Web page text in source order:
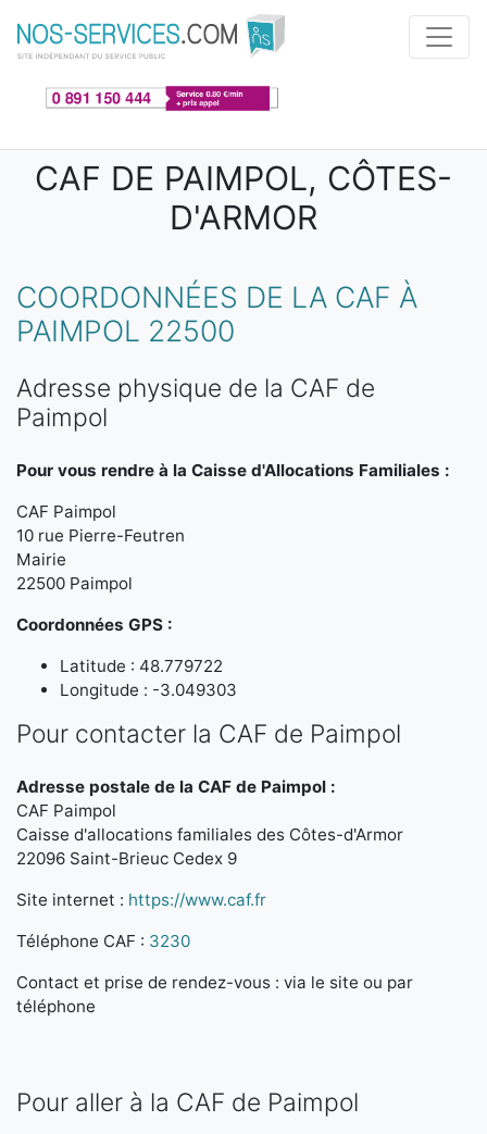
Aller au contenu principal
CAF DE PAIMPOL, CÔTES-
D'ARMOR
COORDONNÉES DE LA CAF À
PAIMPOL 22500
Adresse physique de la CAF de
Paimpol
Pour vous rendre à la Caisse d'Allocations Familiales :
CAF Paimpol
10 rue Pierre-Feutren
Mairie
22500 Paimpol
Coordonnées GPS :
Latitude : 48.779722
Longitude : -3.049303
Pour contacter la CAF de Paimpol
Adresse postale de la CAF de Paimpol :
CAF Paimpol
Caisse d'allocations familiales des Côtes-d'Armor
22096 Saint-Brieuc Cedex 9
Site internet : https://www.caf.fr
Téléphone CAF : 3230
Contact et prise de rendez-vous : via le site ou par
téléphone
Pour aller à la CAF de Paimpol